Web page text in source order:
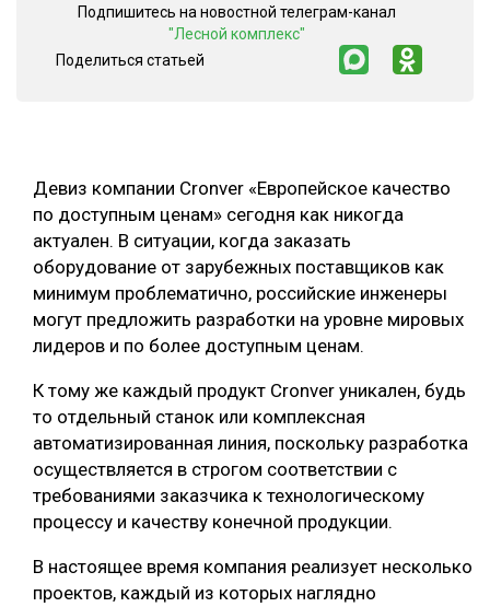
СУШКА ДРЕВЕСИНЫ
МЕБЕЛЬНОЕ ПРОИЗВОДСТВО
Девиз компании Cronver «Европейское качество
по доступным ценам» сегодня как никогда
актуален. В ситуации, когда заказать
оборудование от зарубежных поставщиков как
минимум проблематично, российские инженеры
могут предложить разработки на уровне мировых
лидеров и по более доступным ценам.
К тому же каждый продукт Cronver уникален, будь
то отдельный станок или комплексная
автоматизированная линия, поскольку разработка
осуществляется в строгом соответствии с
требованиями заказчика к технологическому
процессу и качеству конечной продукции.
В настоящее время компания реализует несколько
проектов, каждый из которых наглядно
Подпишитесь на новостной телеграм-канал
"Лесной комплекс"
Поделиться статьей